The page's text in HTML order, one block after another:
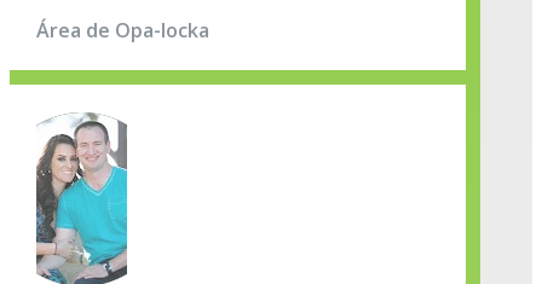
Área de Opa-locka